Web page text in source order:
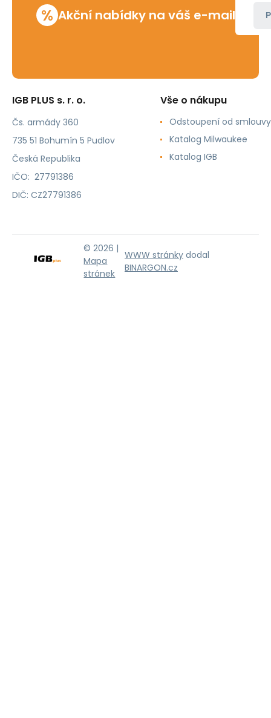
% Akční nabídky na váš e-mail
IGB PLUS s. r. o.
Čs. armády 360
735 51 Bohumín 5 Pudlov
Česká Republika
IČO: 27791386
DIČ: CZ27791386
Vše o nákupu
Odstoupení od smlouvy
Katalog Milwaukee
Katalog IGB
© 2026 |
Mapa
stránek
WWW stránky dodal
BINARGON.cz